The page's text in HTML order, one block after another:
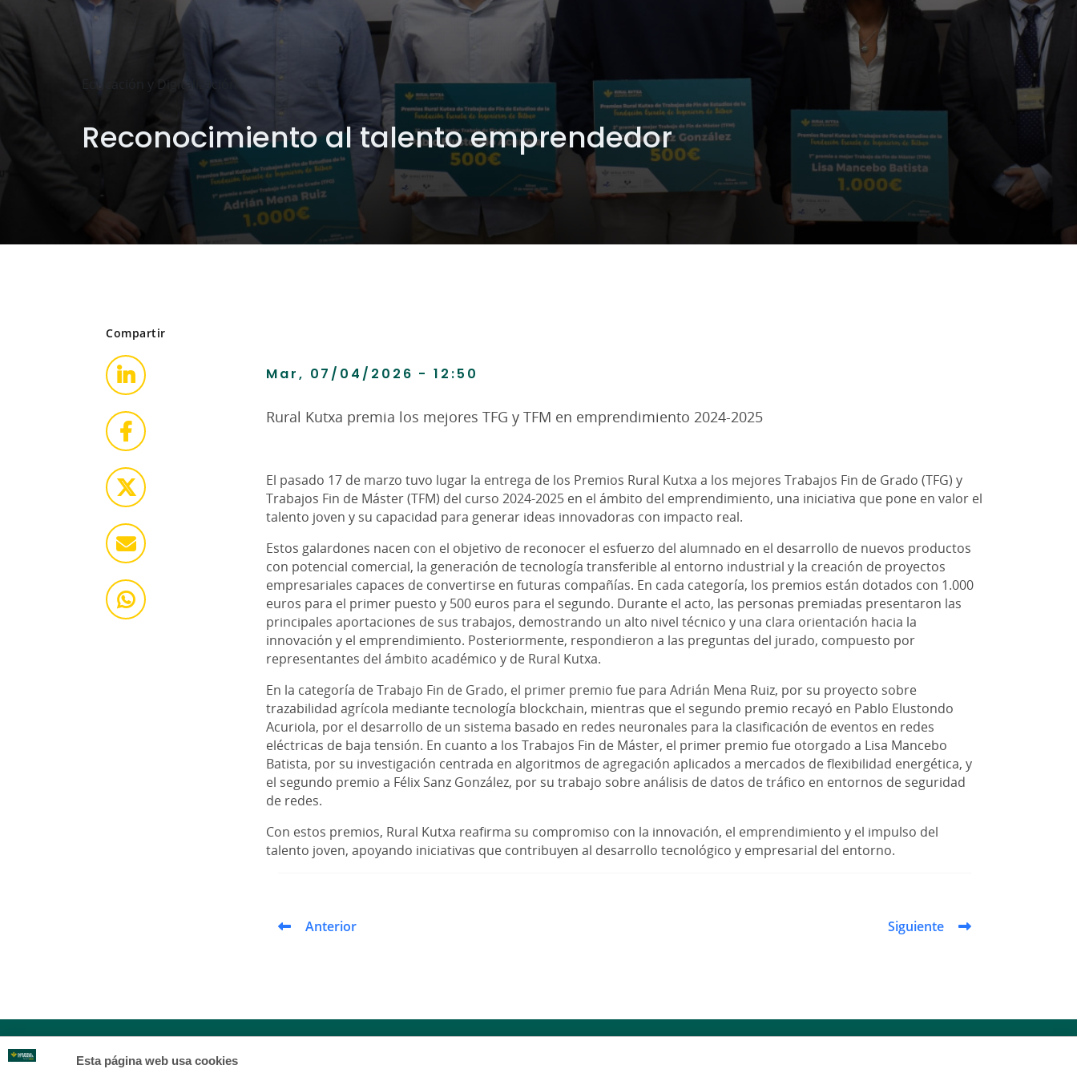
Esta página web usa cookies
Educación y Digitalización
Reconocimiento al talento emprendedor
Compartir
Mar, 07/04/2026 - 12:50
Rural Kutxa premia los mejores TFG y TFM en emprendimiento 2024-2025
El pasado 17 de marzo tuvo lugar la entrega de los Premios Rural Kutxa a los mejores Trabajos Fin de Grado (TFG) y
Trabajos Fin de Máster (TFM) del curso 2024-2025 en el ámbito del emprendimiento, una iniciativa que pone en valor el
talento joven y su capacidad para generar ideas innovadoras con impacto real.
Estos galardones nacen con el objetivo de reconocer el esfuerzo del alumnado en el desarrollo de nuevos productos
con potencial comercial, la generación de tecnología transferible al entorno industrial y la creación de proyectos
empresariales capaces de convertirse en futuras compañías. En cada categoría, los premios están dotados con 1.000
euros para el primer puesto y 500 euros para el segundo. Durante el acto, las personas premiadas presentaron las
principales aportaciones de sus trabajos, demostrando un alto nivel técnico y una clara orientación hacia la
innovación y el emprendimiento. Posteriormente, respondieron a las preguntas del jurado, compuesto por
representantes del ámbito académico y de Rural Kutxa.
En la categoría de Trabajo Fin de Grado, el primer premio fue para Adrián Mena Ruiz, por su proyecto sobre
trazabilidad agrícola mediante tecnología blockchain, mientras que el segundo premio recayó en Pablo Elustondo
Acuriola, por el desarrollo de un sistema basado en redes neuronales para la clasificación de eventos en redes
eléctricas de baja tensión. En cuanto a los Trabajos Fin de Máster, el primer premio fue otorgado a Lisa Mancebo
Batista, por su investigación centrada en algoritmos de agregación aplicados a mercados de flexibilidad energética, y
el segundo premio a Félix Sanz González, por su trabajo sobre análisis de datos de tráfico en entornos de seguridad
de redes.
Con estos premios, Rural Kutxa reafirma su compromiso con la innovación, el emprendimiento y el impulso del
talento joven, apoyando iniciativas que contribuyen al desarrollo tecnológico y empresarial del entorno.
Anterior Siguiente